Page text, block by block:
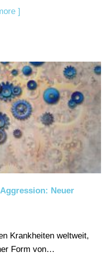
]
Neuer
Krankheiten weltweit,
Form von…